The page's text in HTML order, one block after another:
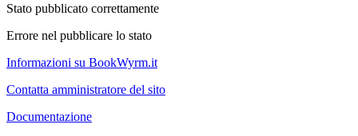
Stato pubblicato correttamente
Errore nel pubblicare lo stato
Informazioni su BookWyrm.it
Contatta amministratore del sito
Documentazione